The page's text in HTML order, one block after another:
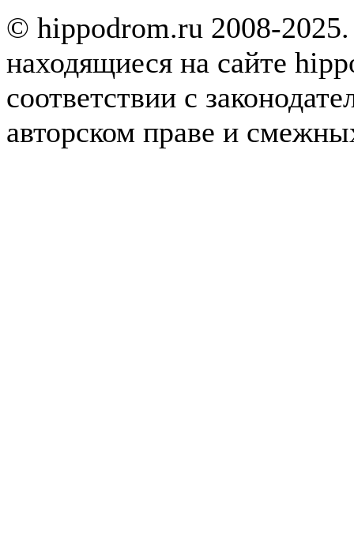
© hippodrom.ru 2008-
находящиеся на сайте
соответствии с
авторском праве и